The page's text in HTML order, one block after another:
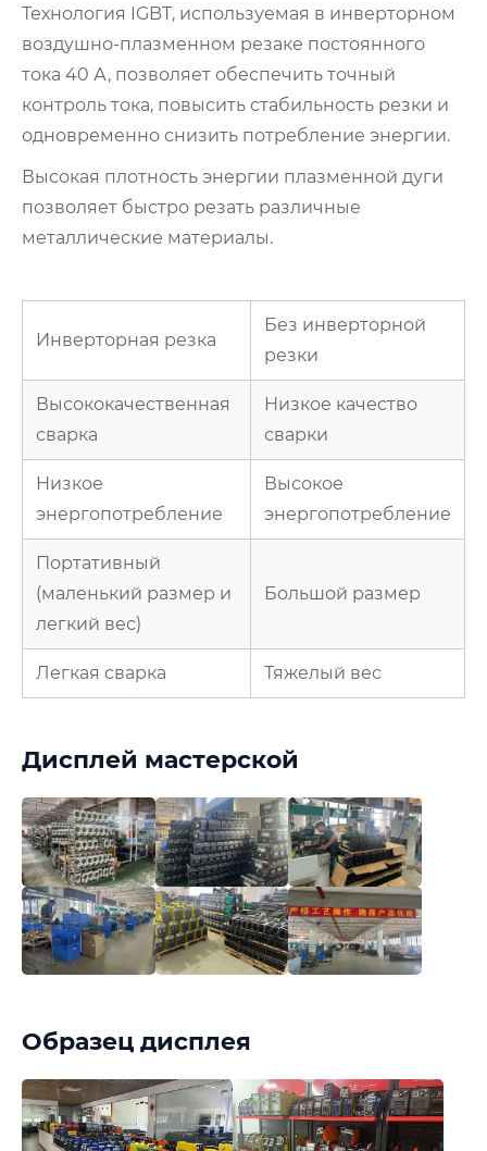
Технология IGBT, используемая в инверторном
воздушно-плазменном резаке постоянного
тока 40 А, позволяет обеспечить точный
контроль тока, повысить стабильность резки и
одновременно снизить потребление энергии.
Высокая плотность энергии плазменной дуги
позволяет быстро резать различные
металлические материалы.
Инверторная резка
Без инверторной
резки
Высококачественная
сварка
Низкое качество
сварки
Низкое
энергопотребление
Высокое
энергопотребление
Портативный
(маленький размер и
легкий вес)
Большой размер
Легкая сварка Тяжелый вес
Дисплей мастерской
Образец дисплея